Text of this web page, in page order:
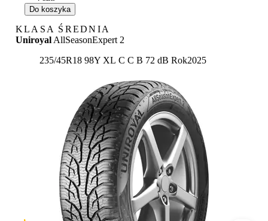
Do koszyka
KLASA ŚREDNIA
Uniroyal AllSeasonExpert 2
235/45R18 98Y XL Etykieta:
C C B 72 dB Rok2025